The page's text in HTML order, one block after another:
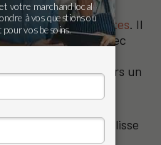
les nouvelles
importantes. Il
de charpente avec
de sécurité.
horizontale (à travers un
(à travers le toit).
bois existant
. Il se glisse
d’où le nom